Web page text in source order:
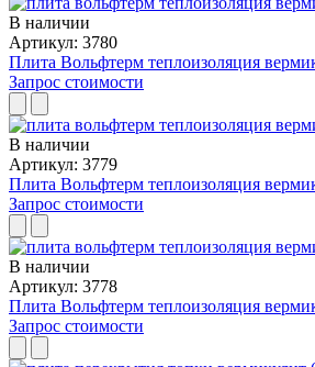
В наличии
Артикул: 3780
Плита Вольфтерм теплоизоляция
Запрос стоимости
В наличии
Артикул: 3779
Плита Вольфтерм теплоизоляция
Запрос стоимости
В наличии
Артикул: 3778
Плита Вольфтерм теплоизоляция
Запрос стоимости